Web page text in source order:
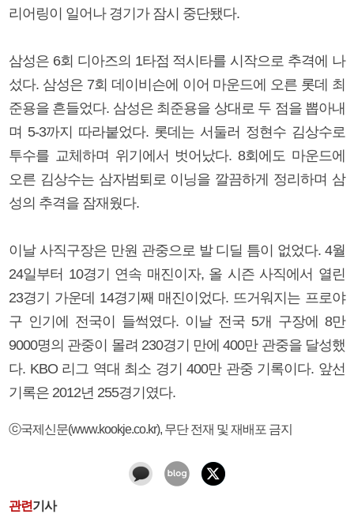
리어링이 일어나 경기가 잠시 중단됐다.
삼성은 6회 디아즈의 1타점 적시타를 시작으로 추격에 나
섰다. 삼성은 7회 데이비슨에 이어 마운드에 오른 롯데 최
준용을 흔들었다. 삼성은 최준용을 상대로 두 점을 뽑아내
며 5-3까지 따라붙었다. 롯데는 서둘러 정현수 김상수로
투수를 교체하며 위기에서 벗어났다. 8회에도 마운드에
오른 김상수는 삼자범퇴로 이닝을 깔끔하게 정리하며 삼
성의 추격을 잠재웠다.
이날 사직구장은 만원 관중으로 발 디딜 틈이 없었다. 4월
24일부터 10경기 연속 매진이자, 올 시즌 사직에서 열린
23경기 가운데 14경기째 매진이었다. 뜨거워지는 프로야
구 인기에 전국이 들썩였다. 이날 전국 5개 구장에 8만
9000명의 관중이 몰려 230경기 만에 400만 관중을 달성했
다. KBO 리그 역대 최소 경기 400만 관중 기록이다. 앞선
기록은 2012년 255경기였다.
ⓒ국제신문(www.kookje.co.kr), 무단 전재 및 재배포 금지
관련기사